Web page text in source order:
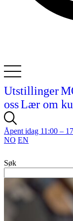
Utstillinger
ossLær om
Åpent idag 11:00 –
NO EN
Søk